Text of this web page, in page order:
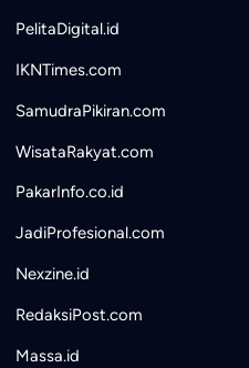
PelitaDigital.id
IKNTimes.com
SamudraPikiran.com
WisataRakyat.com
PakarInfo.co.id
JadiProfesional.com
Nexzine.id
RedaksiPost.com
Massa.id